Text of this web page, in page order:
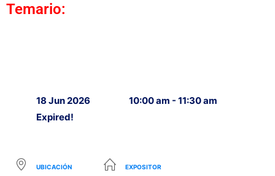
Temario:
18 Jun 2026
Expired!
10:00 am - 11:30 am
UBICACIÓN EXPOSITOR